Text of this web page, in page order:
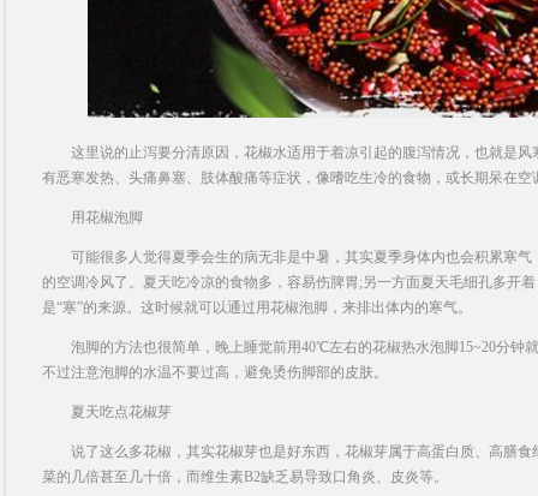
这里说的止泻要分清原因，花椒水适用于着凉引起的腹泻情况，也就是风
有恶寒发热、头痛鼻塞、肢体酸痛等症状，像嗜吃生冷的食物，或长期呆在
用花椒泡脚
可能很多人觉得夏季会生的病无非是中暑，其实夏季身体内也会积累寒气
的空调冷风了。夏天吃冷凉的食物多，容易伤脾胃;另一方面夏天毛细孔多开
是“寒”的来源。这时候就可以通过用花椒泡脚，来排出体内的寒气。
泡脚的方法也很简单，晚上睡觉前用40℃左右的花椒热水泡脚15~20分钟
不过注意泡脚的水温不要过高，避免烫伤脚部的皮肤。
夏天吃点花椒芽
说了这么多花椒，其实花椒芽也是好东西，花椒芽属于高蛋白质、高膳食
菜的几倍甚至几十倍，而维生素B2缺乏易导致口角炎、皮炎等。